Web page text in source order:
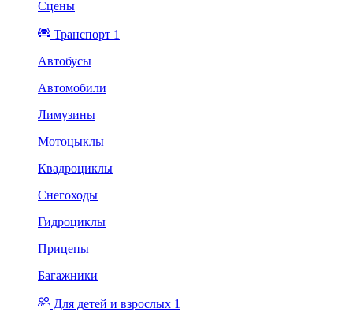
Сцены
Транспорт 1
Автобусы
Автомобили
Лимузины
Мотоцыклы
Квадроциклы
Снегоходы
Гидроциклы
Прицепы
Багажники
Для детей и взрослых 1